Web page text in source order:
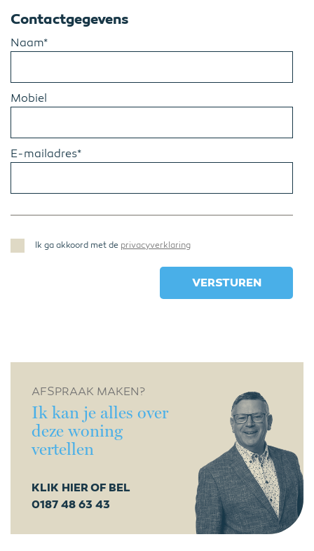
Contactgegevens
Naam*
Mobiel
E-mailadres*
Ik ga akkoord met de privacyverklaring
AFSPRAAK MAKEN?
Ik kan je alles over
deze woning
vertellen
KLIK HIER OF BEL
0187 48 63 43